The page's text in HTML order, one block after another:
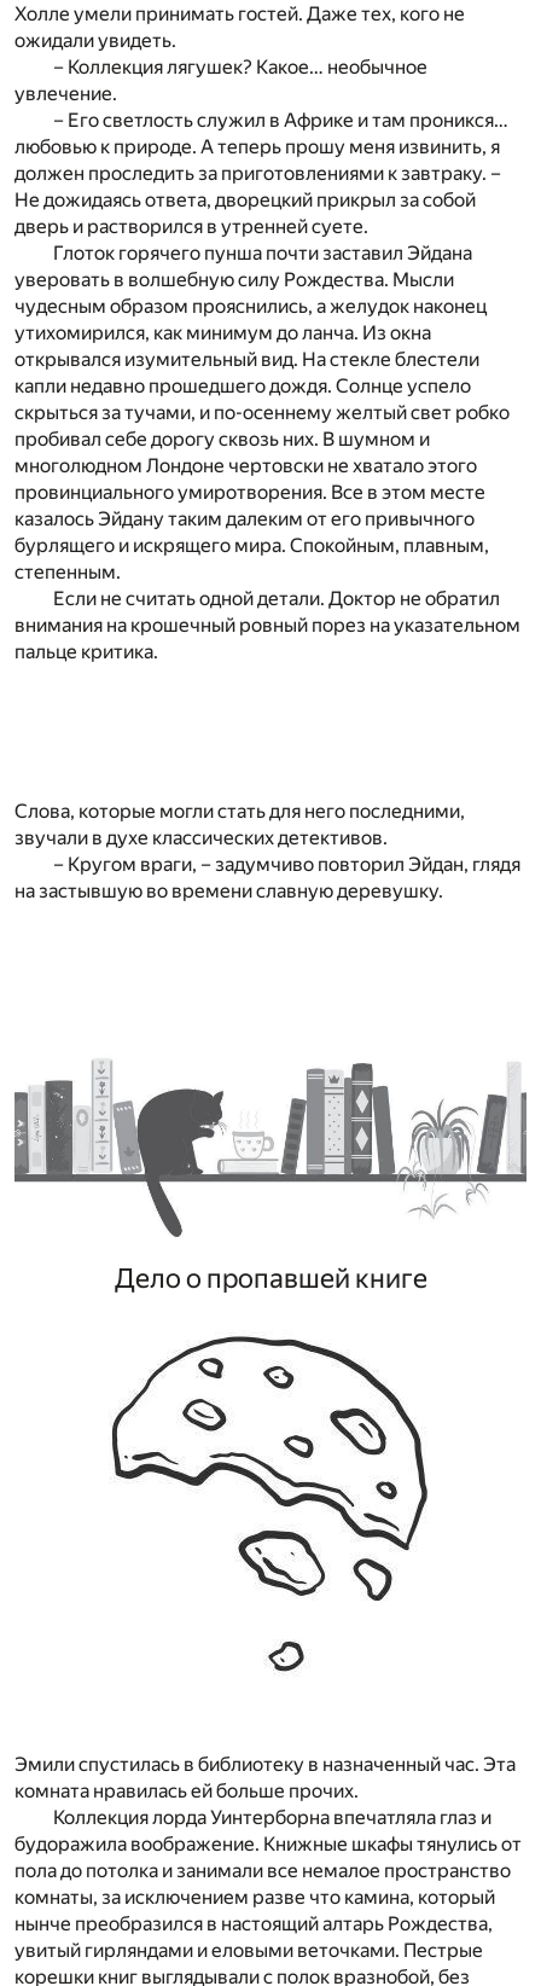
Холле умели принимать гостей. Даже тех, кого не
ожидали увидеть.
– Коллекция лягушек? Какое… необычное
увлечение.
– Его светлость служил в Африке и там проникся…
любовью к природе. А теперь прошу меня извинить, я
должен проследить за приготовлениями к завтраку. –
Не дожидаясь ответа, дворецкий прикрыл за собой
дверь и растворился в утренней суете.
Глоток горячего пунша почти заставил Эйдана
уверовать в волшебную силу Рождества. Мысли
чудесным образом прояснились, а желудок наконец
утихомирился, как минимум до ланча. Из окна
открывался изумительный вид. На стекле блестели
капли недавно прошедшего дождя. Солнце успело
скрыться за тучами, и по-осеннему желтый свет робко
пробивал себе дорогу сквозь них. В шумном и
многолюдном Лондоне чертовски не хватало этого
провинциального умиротворения. Все в этом месте
казалось Эйдану таким далеким от его привычного
бурлящего и искрящего мира. Спокойным, плавным,
степенным.
Если не считать одной детали. Доктор не обратил
внимания на крошечный ровный порез на указательном
пальце критика.
Слова, которые могли стать для него последними,
звучали в духе классических детективов.
– Кругом враги, – задумчиво повторил Эйдан, глядя
на застывшую во времени славную деревушку.
Дело о пропавшей книге
Эмили спустилась в библиотеку в назначенный час. Эта
комната нравилась ей больше прочих.
Коллекция лорда Уинтерборна впечатляла глаз и
будоражила воображение. Книжные шкафы тянулись от
пола до потолка и занимали все немалое пространство
комнаты, за исключением разве что камина, который
нынче преобразился в настоящий алтарь Рождества,
увитый гирляндами и еловыми веточками. Пестрые
корешки книг выглядывали с полок вразнобой, без